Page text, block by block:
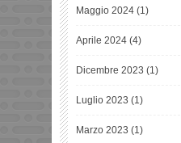
Maggio 2024 (1)
Aprile 2024 (4)
Dicembre 2023 (1)
Luglio 2023 (1)
Marzo 2023 (1)